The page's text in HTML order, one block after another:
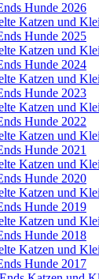
Hunde 2026
Katzen und
Hunde 2025
Katzen und
Hunde 2024
Katzen und
Hunde 2023
Katzen und
Hunde 2022
Katzen und
Hunde 2021
Katzen und
Hunde 2020
Katzen und
Hunde 2019
Katzen und
Hunde 2018
Katzen und
Hunde 2017